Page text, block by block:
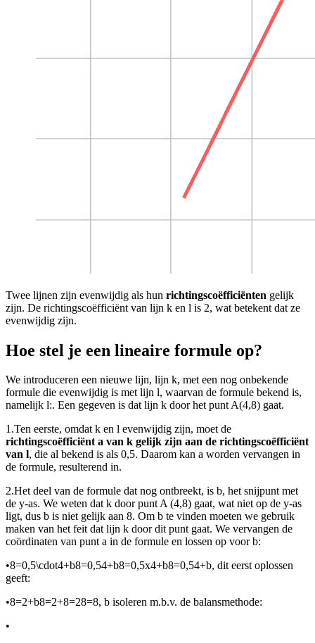
Twee lijnen zijn evenwijdig als hun richtingscoëfficiënten gelijk
zijn. De richtingscoëfficiënt van lijn k en l is 2, wat betekent dat ze
evenwijdig zijn.
Hoe stel je een lineaire formule op?
We introduceren een nieuwe lijn, lijn k, met een nog onbekende
formule die evenwijdig is met lijn l, waarvan de formule bekend is,
namelijk l:. Een gegeven is dat lijn k door het punt A(4,8) gaat.
1.Ten eerste, omdat k en l evenwijdig zijn, moet de
richtingscoëfficiënt a van k gelijk zijn aan de richtingscoëfficiënt
van l, die al bekend is als 0,5. Daarom kan a worden vervangen in
de formule, resulterend in.
2.Het deel van de formule dat nog ontbreekt, is b, het snijpunt met
de y-as. We weten dat k door punt A (4,8) gaat, wat niet op de y-as
ligt, dus b is niet gelijk aan 8. Om b te vinden moeten we gebruik
maken van het feit dat lijn k door dit punt gaat. We vervangen de
coördinaten van punt a in de formule en lossen op voor b:
•8=0,5\cdot4+b8=0,54+b8=0,5x4+b8=0,54+b, dit eerst oplossen
geeft:
•8=2+b8=2+8=28=8, b isoleren m.b.v. de balansmethode:
•